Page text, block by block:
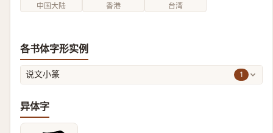
中国大陆 香港 台湾
各书体字形实例
说文小篆 1
异体字